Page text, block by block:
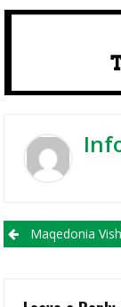
PostMaqedonia Vishet Me ADIDAS, Njihuni Me Fanellat E